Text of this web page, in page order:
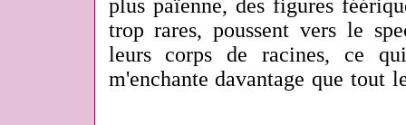
plus païenne, des figures
trop rares, poussent vers le
leurs corps de racines, ce
m'enchante davantage que tout